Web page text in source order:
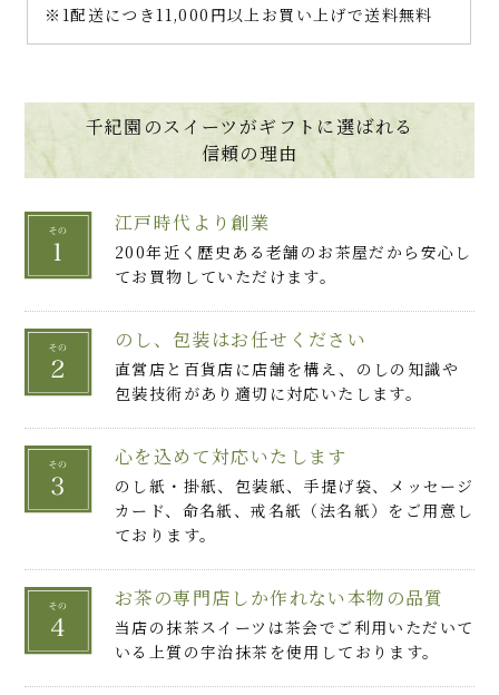
※1配送につき11,000円以上お買い上げで送料無料
千紀園のスイーツがギフトに選ばれる
信頼の理由
江戸時代より創業
200年近く歴史ある老舗のお茶屋だから安心し
てお買物していただけます。
のし、包装はお任せください
直営店と百貨店に店舗を構え、のしの知識や
包装技術があり適切に対応いたします。
心を込めて対応いたします
のし紙・掛紙、包装紙、手提げ袋、メッセージ
カード、命名紙、戒名紙（法名紙）をご用意し
ております。
お茶の専門店しか作れない本物の品質
当店の抹茶スイーツは茶会でご利用いただいて
いる上質の宇治抹茶を使用しております。